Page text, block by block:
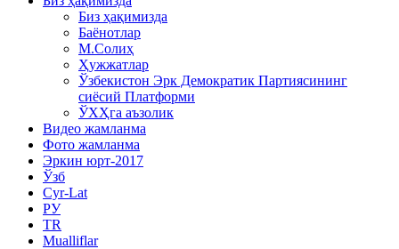
Биз ҳақимизда
Баёнотлар
М.Солиҳ
Ҳужжатлар
Ўзбекистон Эрк Демократик Партиясининг
сиёсий Платформи
ЎХҲга аъзолик
Видео жамланма
Фото жамланма
Эркин юрт-2017
Ўзб
Cyr-Lat
РУ
TR
Mualliflar